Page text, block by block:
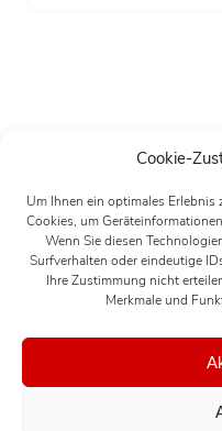
Cookie-
Um Ihnen ein optimales
Cookies, um
Wenn Sie diesen
Surfverhalten oder eindeutige
Ihre Zustimmung nicht
Merkmale und